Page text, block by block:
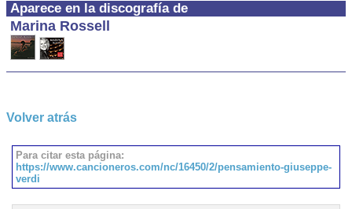
Aparece en la discografía de
Marina Rossell
Volver atrás
Para citar esta página:
https://www.cancioneros.com/nc/16450/2/pensamiento-giuseppe-
verdi